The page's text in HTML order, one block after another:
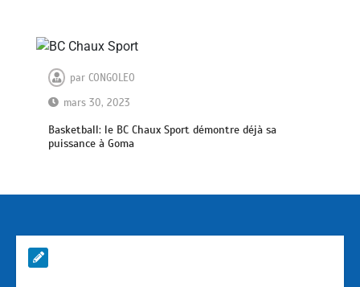
parCONGOLEO
mars 30, 2023
Basketball: le BC Chaux Sport démontre déjà sa
puissance à Goma